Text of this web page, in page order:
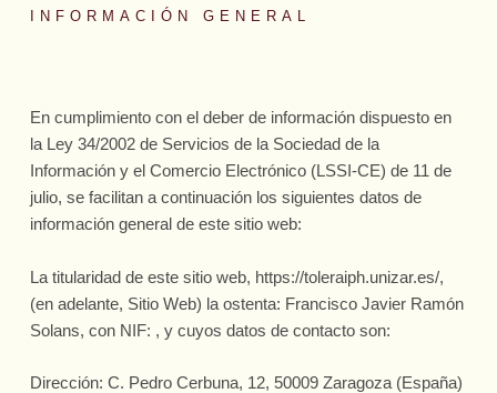
INFORMACIÓN GENERAL
En cumplimiento con el deber de información dispuesto en
la Ley 34/2002 de Servicios de la Sociedad de la
Información y el Comercio Electrónico (LSSI-CE) de 11 de
julio, se facilitan a continuación los siguientes datos de
información general de este sitio web:
La titularidad de este sitio web, https://toleraiph.unizar.es/,
(en adelante, Sitio Web) la ostenta: Francisco Javier Ramón
Solans, con NIF: , y cuyos datos de contacto son:
Dirección: C. Pedro Cerbuna, 12, 50009 Zaragoza (España)